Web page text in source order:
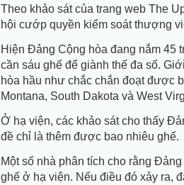
Theo khảo sát của trang web The
hội cướp quyền kiểm soát thượng
Hiện Đảng Cộng hòa đang nắm 45
cần sáu ghế để giành thế đa số.
hòa hầu như chắc chắn đoạt được
Montana, South Dakota và West
Ở hạ viện, các khảo sát cho thấy
đề chỉ là thêm được bao nhiêu ghế.
Một số nhà phân tích cho rằng
ghế ở hạ viện. Nếu điều đó xảy ra,